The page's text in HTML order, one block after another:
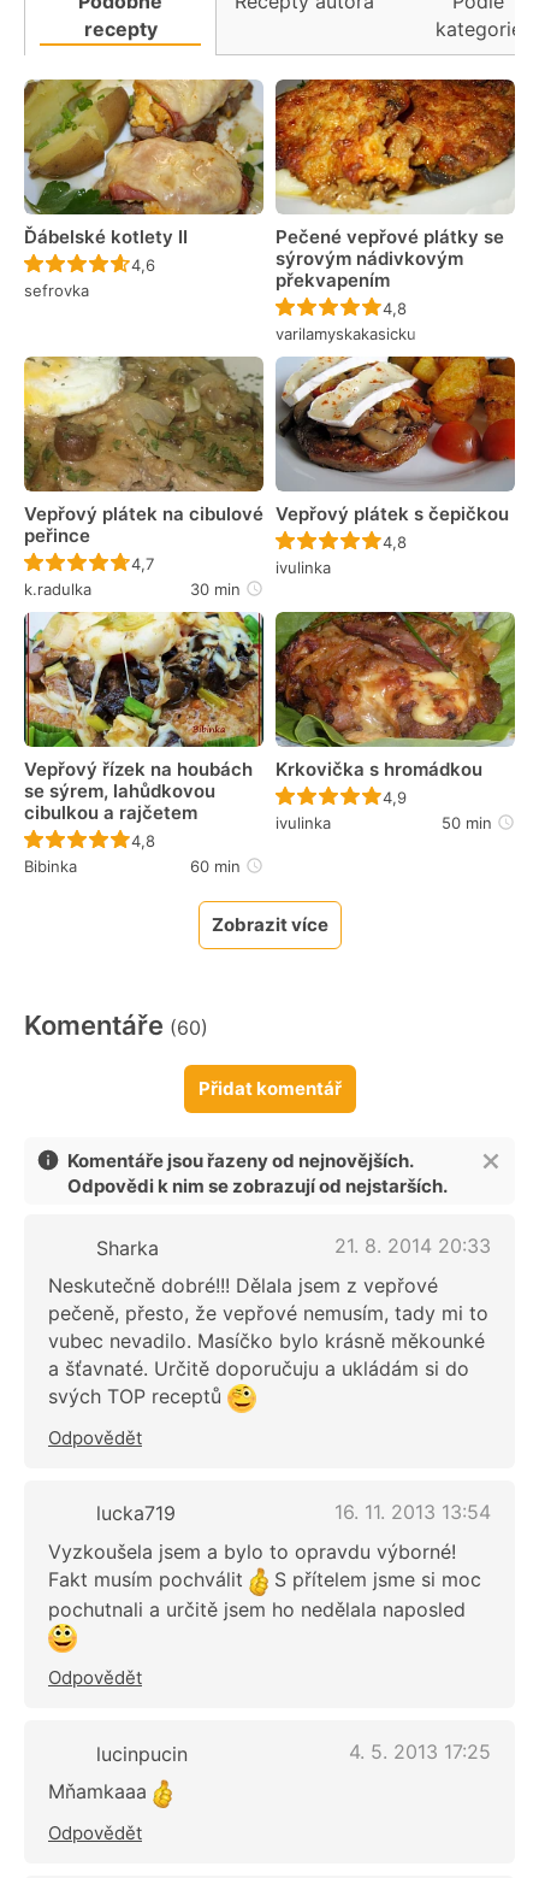
recepty
kategorie
Ďábelské kotlety II
Recept ještě nebyl hodnocen
4,6
sefrovka
Pečené vepřové plátky se
sýrovým nádivkovým
překvapením
Recept ještě nebyl
4,8
varilamyskakasicku
Vepřový plátek na cibulové
peřince
Recept ještě nebyl hodnocen
4,7
k.radulka
30 min
Vepřový plátek s čepičkou
Recept ještě nebyl
4,8
ivulinka
Vepřový řízek na houbách
se sýrem, lahůdkovou
cibulkou a rajčetem
Recept ještě nebyl hodnocen
4,8
Bibinka
60 min
Krkovička s hromádkou
Recept ještě nebyl
4,9
ivulinka
50 min
Zobrazit více
Komentáře (60)
Přidat komentář
Komentáře jsou řazeny od nejnovějších.
Odpovědi k nim se zobrazují od nejstarších.
Sharka
21. 8. 2014 20:33
Neskutečně dobré!!! Dělala jsem z vepřové
pečeně, přesto, že vepřové nemusím, tady mi to
vubec nevadilo. Masíčko bylo krásně měkounké
a šťavnaté. Určitě doporučuju a ukládám si do
svých TOP receptů
Odpovědět
lucka719
16. 11. 2013 13:54
Vyzkoušela jsem a bylo to opravdu výborné!
Fakt musím pochválit
S přítelem jsme si moc
pochutnali a určitě jsem ho nedělala naposled
Odpovědět
lucinpucin
4. 5. 2013 17:25
Mňamkaaa
Odpovědět